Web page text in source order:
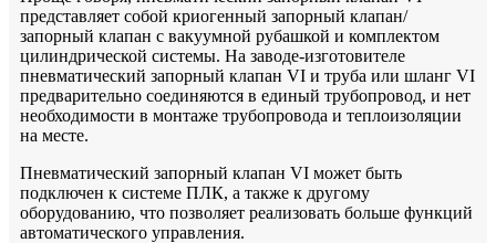
представляет собой криогенный запорный клапан/
запорный клапан с вакуумной рубашкой и комплектом
цилиндрической системы. На заводе-изготовителе
пневматический запорный клапан VI и труба или шланг VI
предварительно соединяются в единый трубопровод, и нет
необходимости в монтаже трубопровода и теплоизоляции
на месте.
Пневматический запорный клапан VI может быть
подключен к системе ПЛК, а также к другому
оборудованию, что позволяет реализовать больше функций
автоматического управления.